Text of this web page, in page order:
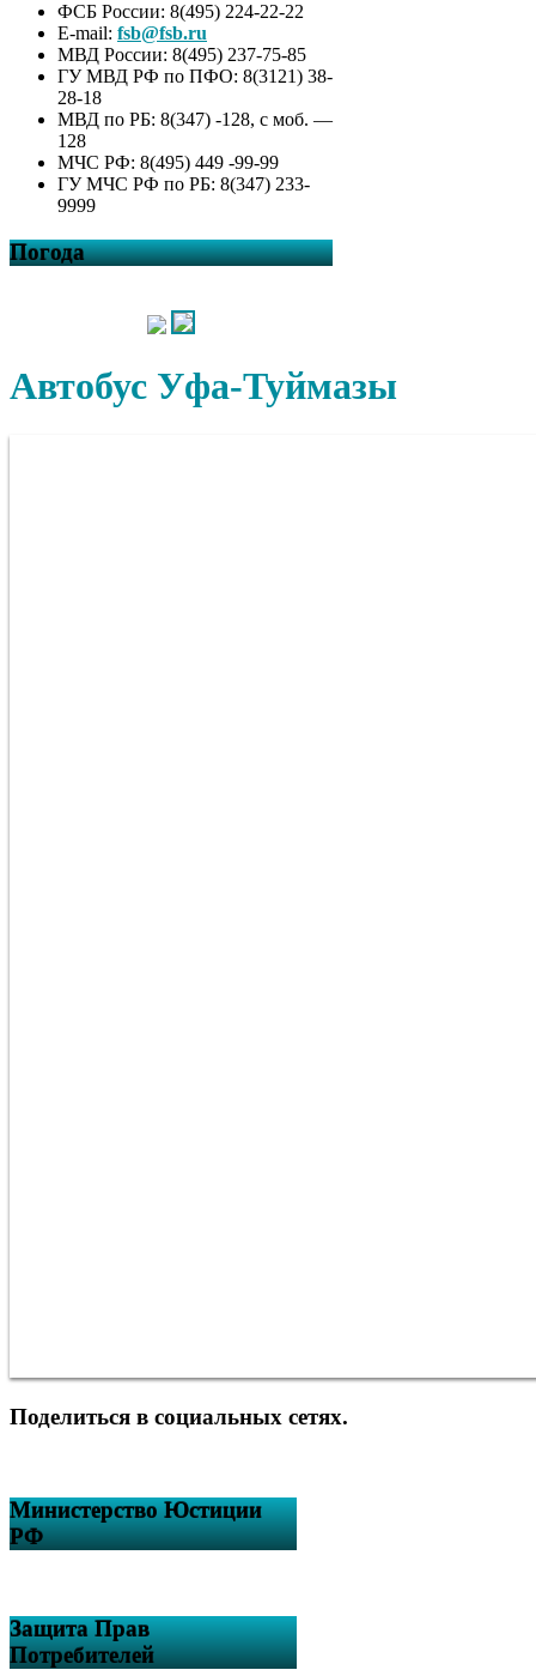
ФСБ России: 8(495) 224-22-22
E-mail: fsb@fsb.ru
МВД России: 8(495) 237-75-85
ГУ МВД РФ по ПФО: 8(3121) 38-
28-18
МВД по РБ: 8(347) -128, с моб. —
128
МЧС РФ: 8(495) 449 -99-99
ГУ МЧС РФ по РБ: 8(347) 233-
9999
Погода
Автобус Уфа-Туймазы
Поделиться в социальных сетях.
Министерство Юстиции
РФ
Защита Прав
Потребителей